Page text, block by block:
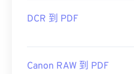
DCR 到 PDF
Canon RAW 到 PDF